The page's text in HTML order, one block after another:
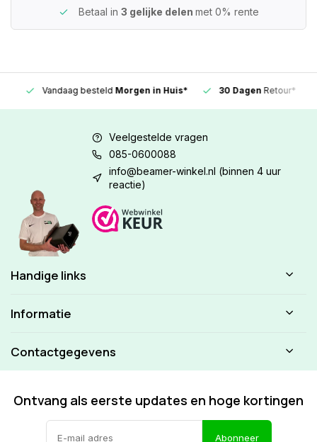
Betaal in 3 gelijke delen met 0% rente
Vandaag besteldMorgen in Huis* 30 DagenRetour*
Veelgestelde vragen
085-0600088
info@beamer-winkel.nl (binnen 4 uur
reactie)
Handige links
Informatie
Contactgegevens
Ontvang als eerste updates en hoge kortingen
Abonneer